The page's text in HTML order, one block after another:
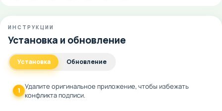
ИНСТРУКЦИИ
Установка и обновление
Установка Обновление
1 Удалите оригинальное приложение, чтобы избежать
конфликта подписи.